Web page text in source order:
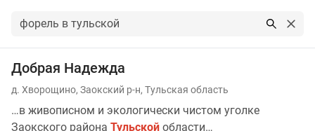
Добрая Надежда
д. Хворощино, Заокский р-н, Тульская область
…в живописном и экологически чистом уголке
Заокского района Тульской области…